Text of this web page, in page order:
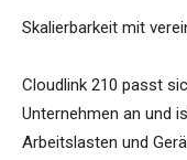
Skalierbarkeit mit
Cloudlink 210 passt
Unternehmen an und
Arbeitslasten und